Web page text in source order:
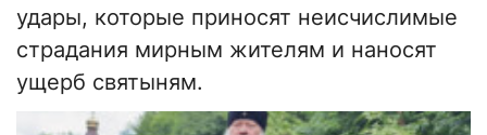
удары, которые приносят неисчислимые
страдания мирным жителям и наносят
ущерб святыням.